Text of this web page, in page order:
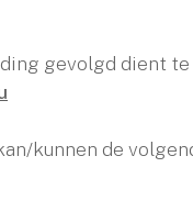
gevolgd dient
kunnen de